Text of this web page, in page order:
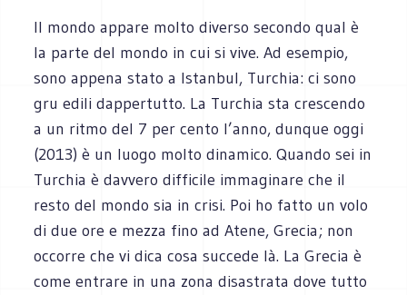
Il mondo appare molto diverso secondo qual è
la parte del mondo in cui si vive. Ad esempio,
sono appena stato a Istanbul, Turchia: ci sono
gru edili dappertutto. La Turchia sta crescendo
a un ritmo del 7 per cento l’anno, dunque oggi
(2013) è un luogo molto dinamico. Quando sei in
Turchia è davvero difficile immaginare che il
resto del mondo sia in crisi. Poi ho fatto un volo
di due ore e mezza fino ad Atene, Grecia; non
occorre che vi dica cosa succede là. La Grecia è
come entrare in una zona disastrata dove tutto